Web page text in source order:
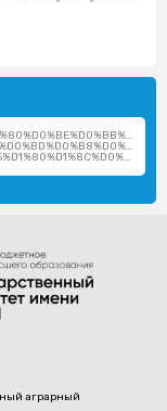
%D0%B2%D0%B0%D0%BB%D0%B5%D1%80%D1%8C%D0%B5%D0%B2%D0%B8%D1%87/
аграрный